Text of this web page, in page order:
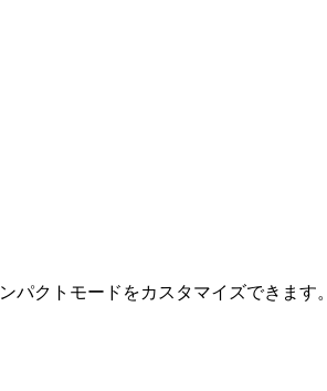
パクトモードをカスタマイズできます。